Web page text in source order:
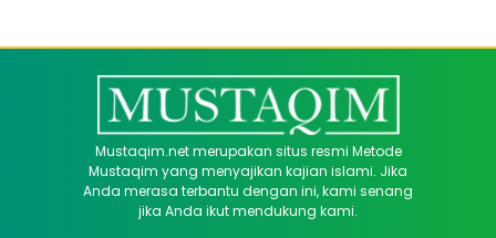
Mustaqim.net merupakan situs resmi Metode
Mustaqim yang menyajikan kajian islami. Jika
Anda merasa terbantu dengan ini, kami senang
jika Anda ikut mendukung kami.